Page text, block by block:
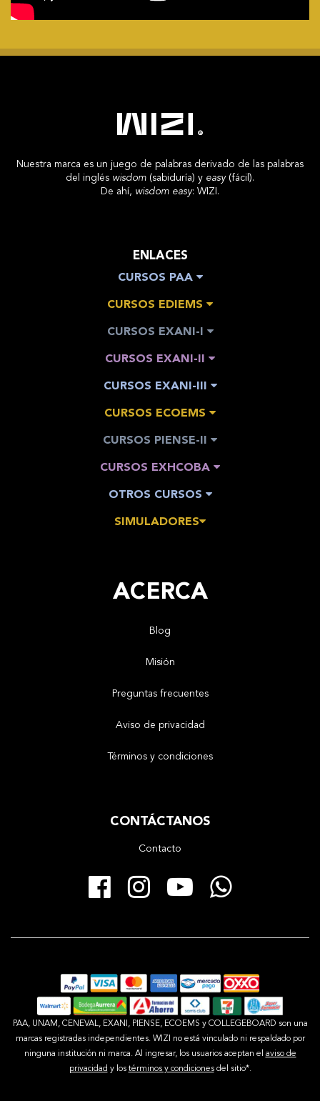
Nuestra marca es un juego de palabras derivado de las palabras
del inglés wisdom (sabiduría) y easy(fácil).
De ahí, wisdom easy: WIZI.
ENLACES
CURSOS PAA
CURSOS EDIEMS
CURSOS EXANI-I
CURSOS EXANI-II
CURSOS EXANI-III
CURSOS ECOEMS
CURSOS PIENSE-II
CURSOS EXHCOBA
OTROS CURSOS
SIMULADORES
ACERCA
Blog
Misión
Preguntas frecuentes
Aviso de privacidad
Términos y condiciones
CONTÁCTANOS
Contacto
Facebook
Instagram
YouTube
PAA, UNAM, CENEVAL, EXANI, PIENSE, ECOEMS y COLLEGEBOARD son una
marcas registradas independientes. WIZI no está vinculado ni respaldado por
ninguna institución ni marca. Al ingresar, los usuarios aceptan el aviso de
privacidad y los términos y condicionesdel sitio*.